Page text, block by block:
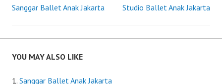
Post
navigation
Sanggar Ballet Anak Jakarta Studio Ballet Anak Jakarta
YOU MAY ALSO LIKE
Sanggar Ballet Anak Jakarta